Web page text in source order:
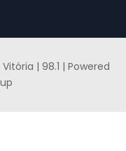
| 98.1 | Powered